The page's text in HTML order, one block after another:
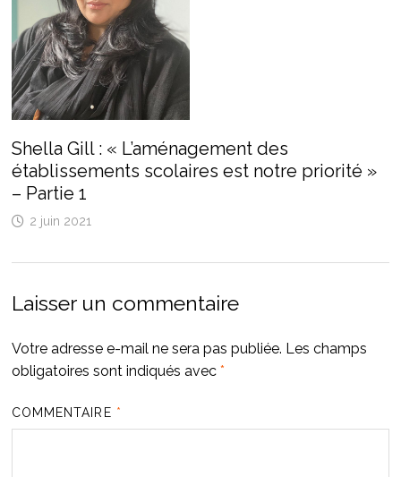
Shella Gill : « L’aménagement des
établissements scolaires est notre priorité »
– Partie 1
2 juin 2021
Laisser un commentaire
Votre adresse e-mail ne sera pas publiée. Les champs
obligatoires sont indiqués avec *
COMMENTAIRE *